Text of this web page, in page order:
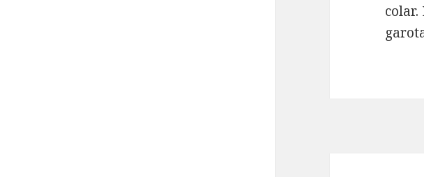
colar.